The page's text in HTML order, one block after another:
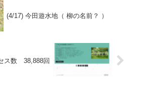
(4/17) 今田遊水地（ 柳の名前？ ）
ス数 38,888回